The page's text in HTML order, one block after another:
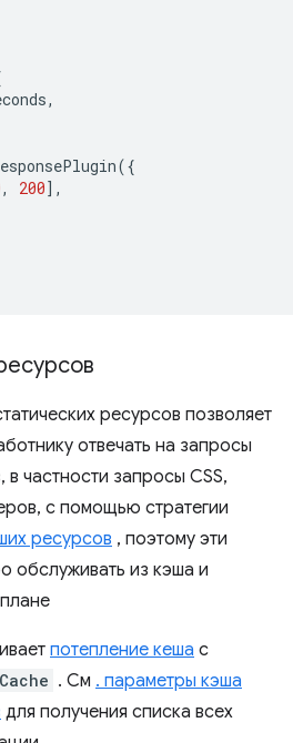
,
({
, 200],
ресурсов позволяет
отвечать на запросы
в частности запросы CSS,
с помощью стратегии
ресурсов , поэтому эти
обслуживать из кэша и
потепление кеша с
. См . параметры кэша
для получения списка всех